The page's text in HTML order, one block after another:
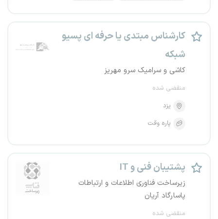
کارشناس مبتدی یا حرفه ای پسیو
شبکه
کاشی و سرامیک سرو مهریز
منقضی شده
یزد
پاره وقت
پشتیبان فنی و IT
زیرساخت فناوری اطلاعات و ارتباطات
پاسارگاد آریان
منقضی شده